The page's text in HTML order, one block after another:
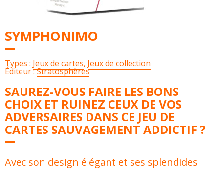
SYMPHONIMO
Types : Jeux de cartes, Jeux de collection
Éditeur :Stratosphères
SAUREZ-VOUS FAIRE LES BONS
CHOIX ET RUINEZ CEUX DE VOS
ADVERSAIRES DANS CE JEU DE
CARTES SAUVAGEMENT ADDICTIF ?
Avec son design élégant et ses splendides